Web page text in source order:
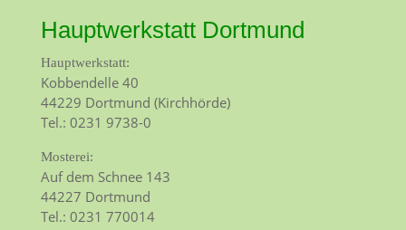
Hauptwerkstatt Dortmund
Hauptwerkstatt:
Kobbendelle 40
44229 Dortmund (Kirchhörde)
Tel.: 0231 9738-0
Mosterei:
Auf dem Schnee 143
44227 Dortmund
Tel.: 0231 770014